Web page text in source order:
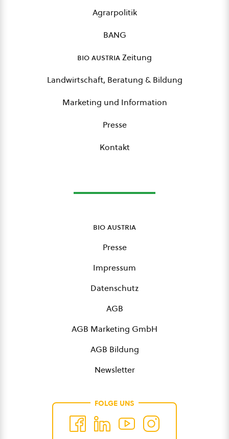
Agrarpolitik
BANG
bio austriaZeitung
Landwirtschaft, Beratung & Bildung
Marketing und Information
Presse
Kontakt
bio austria
Presse
Impressum
Datenschutz
AGB
AGB Marketing GmbH
AGB Bildung
Newsletter
FOLGE UNS